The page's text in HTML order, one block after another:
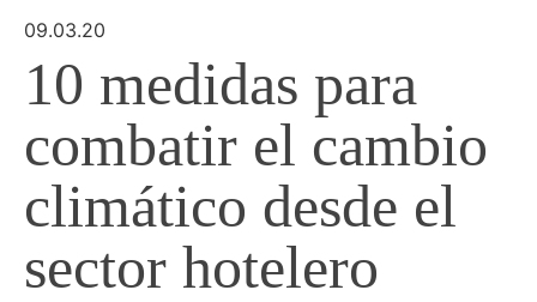
09.03.20
10 medidas para
combatir el cambio
climático desde el
sector hotelero